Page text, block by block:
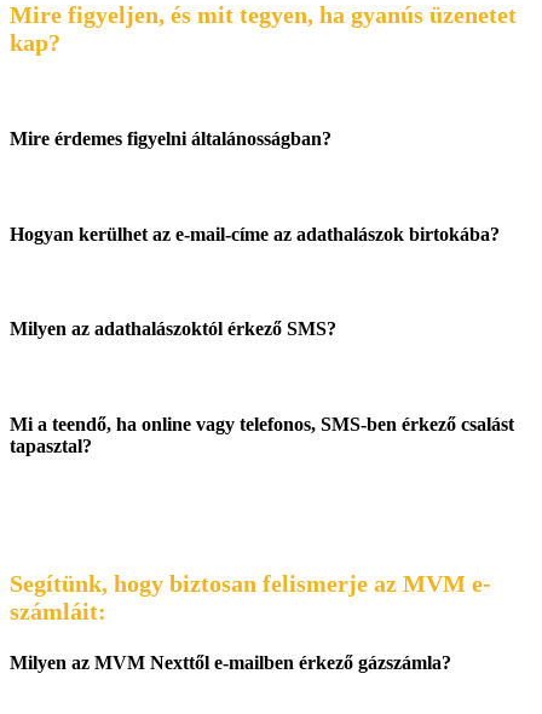
Mire figyeljen, és mit tegyen, ha gyanús üzenetet
kap?
Mire érdemes figyelni általánosságban?
Hogyan kerülhet az e-mail-címe az adathalászok birtokába?
Milyen az adathalászoktól érkező SMS?
Mi a teendő, ha online vagy telefonos, SMS-ben érkező csalást
tapasztal?
Segítünk, hogy biztosan felismerje az MVM e-
számláit:
Milyen az MVM Nexttől e-mailben érkező gázszámla?